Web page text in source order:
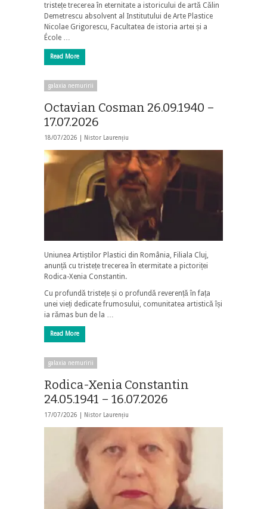
tristețe trecerea în eternitate a istoricului de artă Călin
Demetrescu absolvent al Institutului de Arte Plastice
Nicolae Grigorescu, Facultatea de istoria artei și a
École …
Read More
galaxia nemuririi
Octavian Cosman 26.09.1940 –
17.07.2026
18/07/2026 | Nistor Laurențiu
Uniunea Artiștilor Plastici din România, Filiala Cluj,
anunță cu tristețe trecerea în etermitate a pictoriței
Rodica-Xenia Constantin.
Cu profundă tristețe și o profundă reverență în fața
unei vieți dedicate frumosului, comunitatea artistică își
ia rămas bun de la …
Read More
galaxia nemuririi
Rodica-Xenia Constantin
24.05.1941 – 16.07.2026
17/07/2026 | Nistor Laurențiu